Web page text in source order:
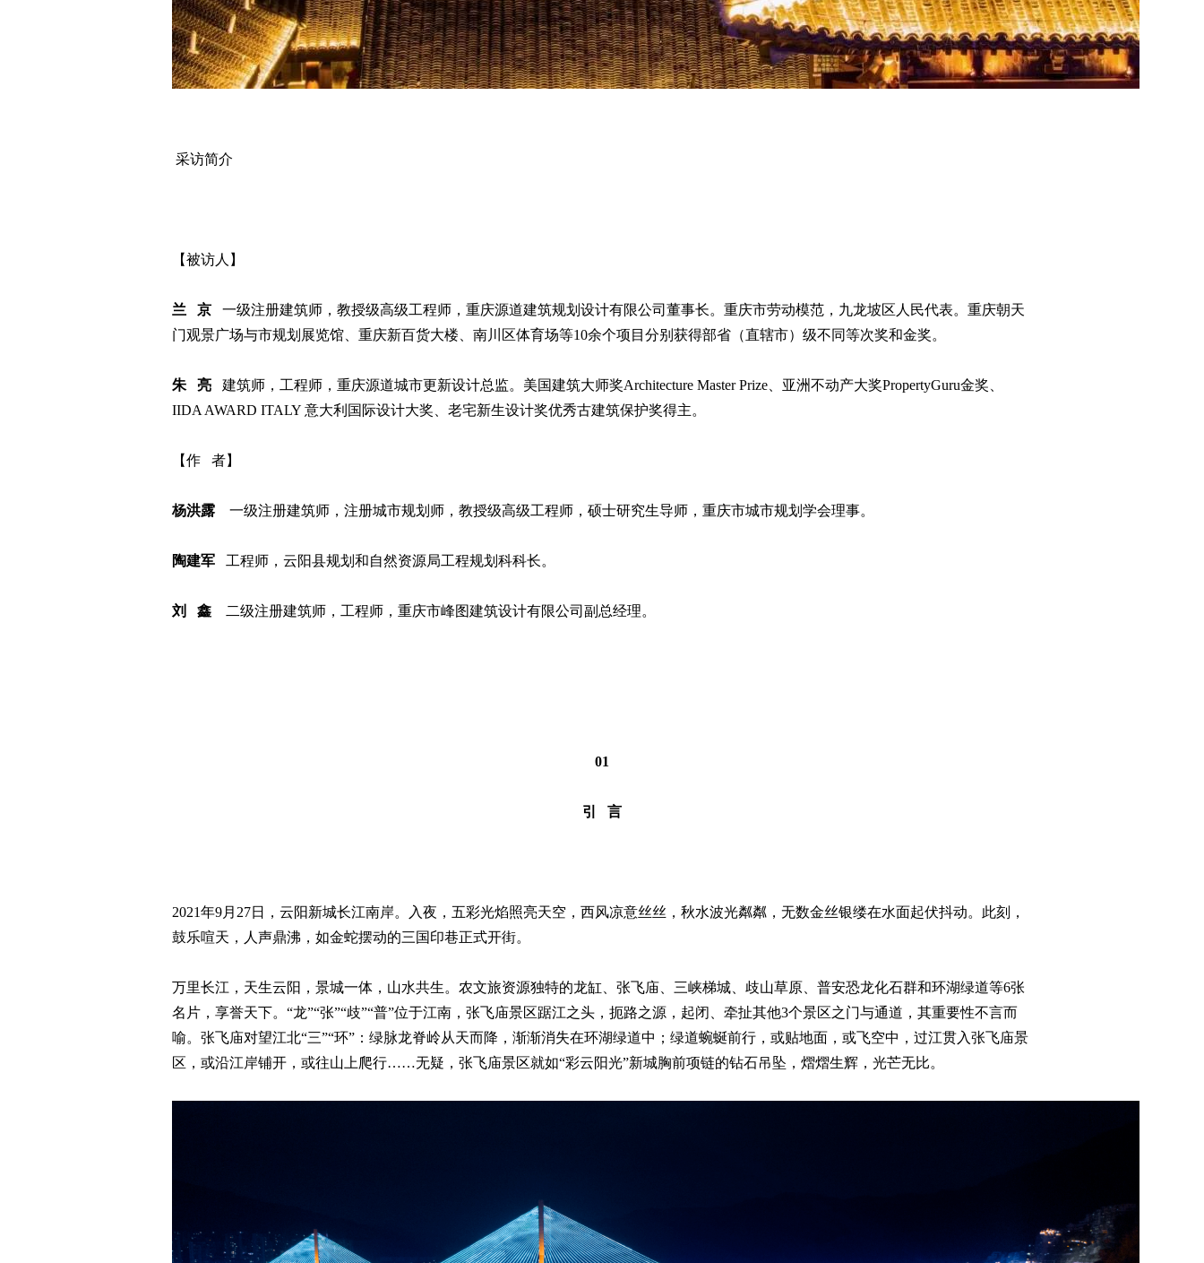
采访简介
【被访人】
兰 京 一级注册建筑师，教授级高级工程师，重庆源道建筑规划设计有限公司董事长。重庆市劳动模范，九龙坡区人民代表。重庆朝天
门观景广场与市规划展览馆、重庆新百货大楼、南川区体育场等10余个项目分别获得部省（直辖市）级不同等次奖和金奖。
朱 亮
建筑师，工程师，重庆源道城市更新设计总监。美国建筑大师奖Architecture Master Prize、亚洲不动产大奖PropertyGuru金奖、
IIDA AWARD ITALY 意大利国际设计大奖、老宅新生设计奖优秀古建筑保护奖得主。
【作 者】
杨洪露 一级注册建筑师，注册城市规划师，教授级高级工程师，硕士研究生导师，重庆市城市规划学会理事。
陶建军 工程师，云阳县规划和自然资源局工程规划科科长。
刘 鑫 二级注册建筑师，工程师，重庆市峰图建筑设计有限公司副总经理。
01
引 言
2021年9月27日，云阳新城长江南岸。入夜，五彩光焰照亮天空，西风凉意丝丝，秋水波光粼粼，无数金丝银缕在水面起伏抖动。此刻，
鼓乐喧天，人声鼎沸，如金蛇摆动的三国印巷正式开街。
万里长江，天生云阳，景城一体，山水共生。农文旅资源独特的龙缸、张飞庙、三峡梯城、歧山草原、普安恐龙化石群和环湖绿道等6张
名片，享誉天下。“龙”“张”“歧”“普”位于江南，张飞庙景区踞江之头，扼路之源，起闭、牵扯其他3个景区之门与通道，其重要性不言而
喻。张飞庙对望江北“三”“环”：绿脉龙脊岭从天而降，渐渐消失在环湖绿道中；绿道蜿蜒前行，或贴地面，或飞空中，过江贯入张飞庙景
区，或沿江岸铺开，或往山上爬行……无疑，张飞庙景区就如“彩云阳光”新城胸前项链的钻石吊坠，熠熠生辉，光芒无比。